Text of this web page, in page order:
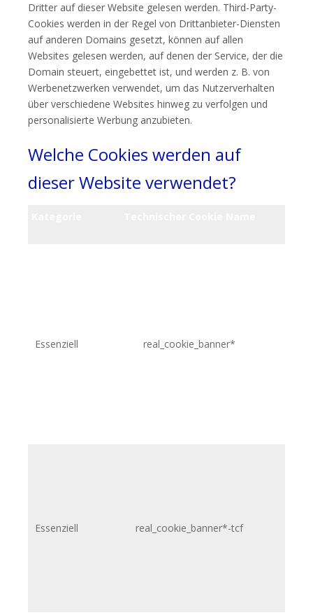
Dritter auf dieser Website gelesen werden. Third-Party-
Cookies werden in der Regel von Drittanbieter-Diensten
auf anderen Domains gesetzt, können auf allen
Websites gelesen werden, auf denen der Service, der die
Domain steuert, eingebettet ist, und werden z. B. von
Werbenetzwerken verwendet, um das Nutzerverhalten
über verschiedene Websites hinweg zu verfolgen und
personalisierte Werbung anzubieten.
Welche Cookies werden auf
dieser Website verwendet?
Essenziell real_cookie_banner*
Essenziell real_cookie_banner*-tcf